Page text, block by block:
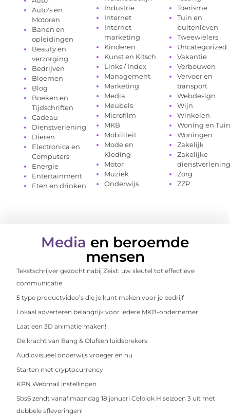
Auto's en
Motoren
Banen en
opleidingen
Beauty en
verzorging
Bedrijven
Bloemen
Blog
Boeken en
Tijdschriften
Cadeau
Dienstverlening
Dieren
Electronica en
Computers
Energie
Entertainment
Eten en drinken
Industrie
Internet
Internet
marketing
Kinderen
Kunst en Kitsch
Links / Index
Management
Marketing
Media
Meubels
Microfilm
MKB
Mobiliteit
Mode en
Kleding
Motor
Muziek
Onderwijs
Toerisme
Tuin en
buitenleven
Tweewielers
Uncategorized
Vakantie
Verbouwen
Vervoer en
transport
Webdesign
Wijn
Winkelen
Woning en Tuin
Woningen
Zakelijk
Zakelijke
dienstverlening
Zorg
ZZP
Media en beroemde
mensen
Tekstschrijver gezocht nabij Zeist: uw sleutel tot effectieve
communicatie
5 type productvideo’s die je kunt maken voor je bedrijf
Lokaal adverteren belangrijk voor iedere MKB-ondernemer
Laat een 3D animatie maken!
De kracht van Bang & Olufsen luidsprekers
Audiovisueel onderwijs vroeger en nu
Starten met cryptocurrency
KPN Webmail instellingen
Sbs6 zendt vanaf maandag 18 januari Celblok H seizoen 3 uit met
dubbele afleveringen!